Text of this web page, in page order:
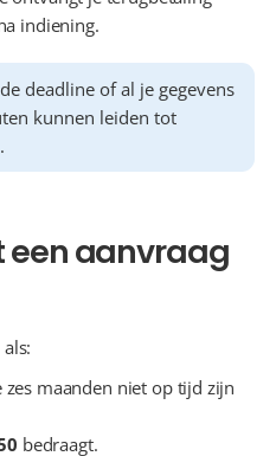
indiening.
deadline of al je gegevens
kunnen leiden tot
een aanvraag
bedraagt.